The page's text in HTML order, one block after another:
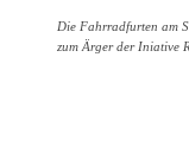
Die Fahrradfurten am
zum Ärger der Iniative